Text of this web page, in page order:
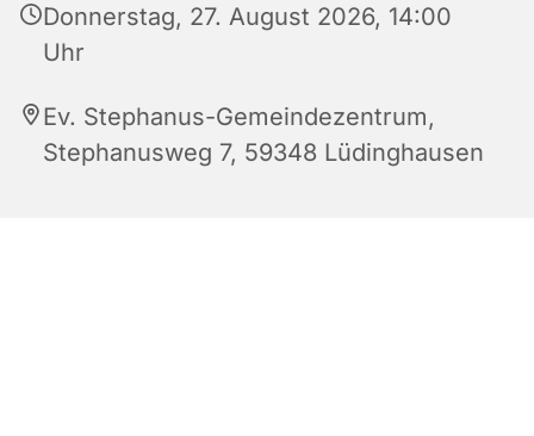
Donnerstag, 27. August 2026, 14:00
Uhr
Ev. Stephanus-Gemeindezentrum,
Stephanusweg 7, 59348 Lüdinghausen